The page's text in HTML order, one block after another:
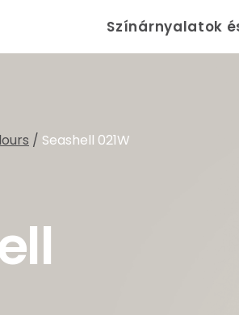
Színárnyalatok
/ Seashell 021W